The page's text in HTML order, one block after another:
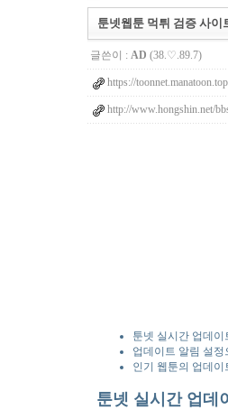
툰넷웹툰 먹튀 검증 사이
글쓴이 : AD (38.♡.89.7)
https://toonnet.manatoon.top
http://www.hongshin.net/
툰넷 실시간 업데
업데이트 알림 설
인기 웹툰의 업데
툰넷 실시간 업데